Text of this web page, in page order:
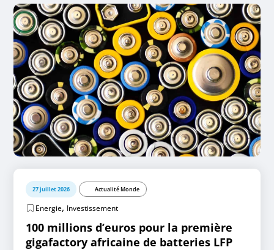
27 juillet 2026 Actualité Monde
Energie, Investissement
100 millions d’euros pour la première
gigafactory africaine de batteries LFP